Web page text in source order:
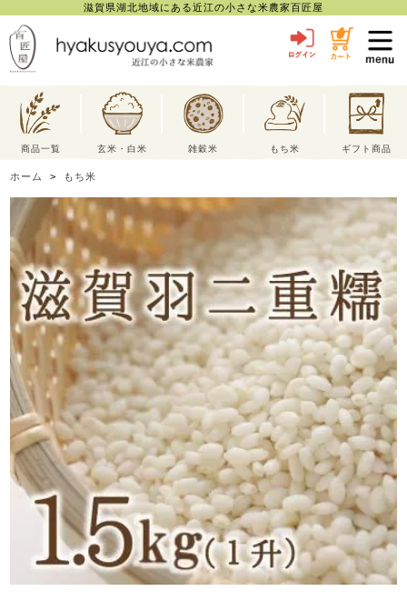
滋賀県湖北地域にある近江の小さな米農家百匠屋
商品一覧 玄米・白米 雑穀米 もち米 ギフト商品
ホーム > もち米